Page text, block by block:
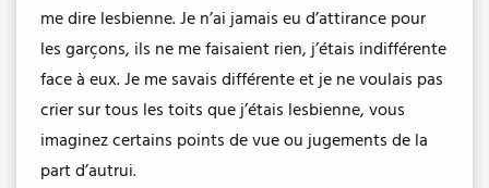
me dire lesbienne. Je n’ai jamais eu d’attirance pour
les garçons, ils ne me faisaient rien, j’étais indifférente
face à eux. Je me savais différente et je ne voulais pas
crier sur tous les toits que j’étais lesbienne, vous
imaginez certains points de vue ou jugements de la
part d’autrui.